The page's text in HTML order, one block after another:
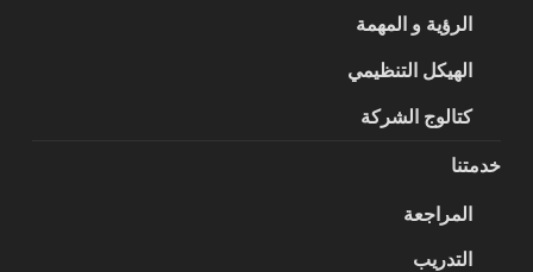
الرؤية و المهمة
الهيكل التنظيمي
كتالوج الشركة
خدمتنا
المراجعة
التدريب